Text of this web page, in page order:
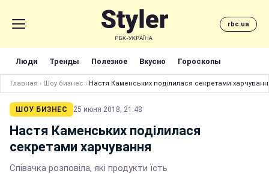
rbc.ua
Люди Тренды Полезное Вкусно Гороскопы
Главная › Шоу бизнес › Настя Каменських поділилася секретами
ШОУ БИЗНЕС 25 июня 2018, 21:48
Настя Каменських поділилася
секретами харчування
Співачка розповіла, які продукти їсть